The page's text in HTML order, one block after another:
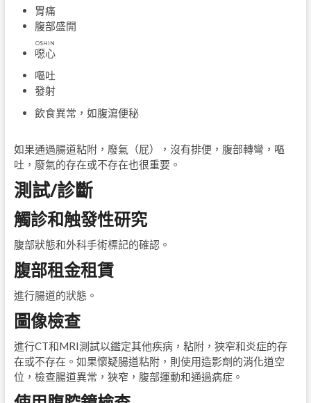
胃痛
腹部盛開
噁心
OSHIN
嘔吐
發射
飲食異常，如腹瀉便秘
如果通過腸道粘附，廢氣（屁），沒有排便，腹部轉彎，嘔
吐，廢氣的存在或不存在也很重要。
測試/診斷
觸診和触發性研究
腹部狀態和外科手術標記的確認。
腹部租金租賃
進行腸道的狀態。
圖像檢查
進行CT和MRI測試以鑑定其他疾病，粘附，狹窄和炎症的存
在或不存在。如果懷疑腸道粘附，則使用造影劑的消化道空
位，檢查腸道異常，狹窄，腹部運動和通過病症。